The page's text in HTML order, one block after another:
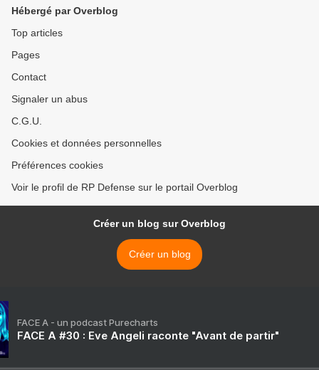
Hébergé par Overblog
Top articles
Pages
Contact
Signaler un abus
C.G.U.
Cookies et données personnelles
Préférences cookies
Voir le profil de RP Defense sur le portail Overblog
Créer un blog sur Overblog
Créer un blog
FACE A - un podcast Purecharts
FACE A #30 : Eve Angeli raconte "Avant de partir"